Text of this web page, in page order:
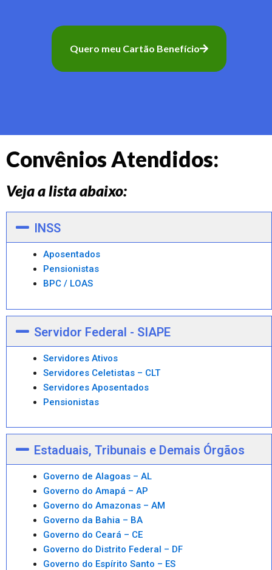
Quero meu Cartão Benefício
Convênios Atendidos:
Veja a lista abaixo:
INSS
Aposentados
Pensionistas
BPC / LOAS
Servidor Federal - SIAPE
Servidores Ativos
Servidores Celetistas – CLT
Servidores Aposentados
Pensionistas
Estaduais, Tribunais e Demais Órgãos
Governo de Alagoas – AL
Governo do Amapá – AP
Governo do Amazonas – AM
Governo da Bahia – BA
Governo do Ceará – CE
Governo do Distrito Federal – DF
Governo do Espírito Santo – ES